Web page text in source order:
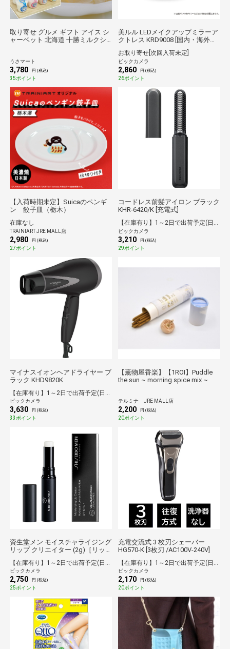
取り寄せ グルメ ギフト アイス シ
ャーベット 北海道 十勝ミルクシ
うさマート
3,780 円 (税込)
35ポイント
美ルル LEDメイクアップミラーア
クトレス KRD9008 [国内・海外対
お取り寄せ[次回入荷未定]
ビックカメラ
2,860 円 (税込)
26ポイント
【入荷時期未定】Suicaのペンギ
ン 餃子皿（栃木）
在庫なし
TRAINIART JRE MALL店
2,980 円 (税込)
27ポイント
コードレス前髪アイロン ブラック
KHR-6420/K [充電式]
【在庫有り】1～2日で出荷予定(日付指定可)
ビックカメラ
3,210 円 (税込)
29ポイント
マイナスイオンヘアドライヤー ブ
ラック KHD9820K
ビックカメラ
3,630 円 (税込)
33ポイント
【薫物屋香楽】【1ROI】Puddle
the sun ~ morning spice mix ~
テルミナ JRE MALL店
2,200 円 (税込)
20ポイント
資生堂メン モイスチャライジング
リップ クリエイター (2g)［リッ
【在庫有り】1～2日で出荷予定(日付指定可)
ビックカメラ
2,750 円 (税込)
25ポイント
充電交流式 3 枚刃シェーバー
HG570-K [3枚刃 /AC100V-240V]
【在庫有り】1～2日で出荷予定(日付指定可)
ビックカメラ
2,170 円 (税込)
20ポイント